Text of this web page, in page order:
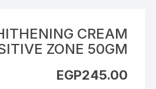
CREAM
ZONE 50GM
EGP245.00